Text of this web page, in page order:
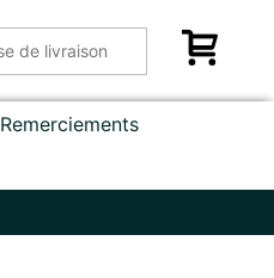
Remerciements